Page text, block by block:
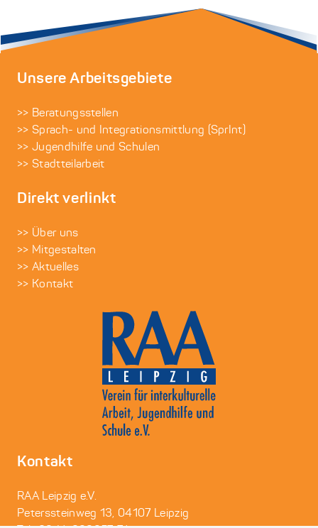
Unsere Arbeitsgebiete
>> Beratungsstellen
>> Sprach- und Integrationsmittlung (SprInt)
>> Jugendhilfe und Schulen
>> Stadtteilarbeit
Direkt verlinkt
>> Über uns
>> Mitgestalten
>> Aktuelles
>> Kontakt
Kontakt
RAA Leipzig e.V.
Peterssteinweg 13, 04107 Leipzig